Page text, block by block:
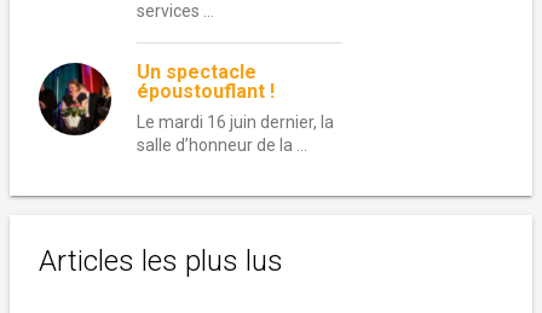
services …
Un spectacle
époustouflant !
Le mardi 16 juin dernier, la
salle d’honneur de la …
Articles les plus lus